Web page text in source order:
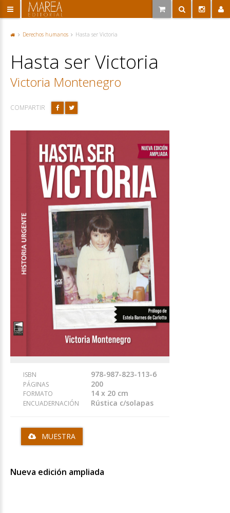
ta
d
a
Derechos humanos Hasta ser Victoria
Hasta ser Victoria
Victoria Montenegro
COMPARTIR
ISBN 978-987-823-113-6
PÁGINAS 200
FORMATO 14 x 20 cm
ENCUADERNACIÓN Rústica c/solapas
MUESTRA
Nueva edición ampliada